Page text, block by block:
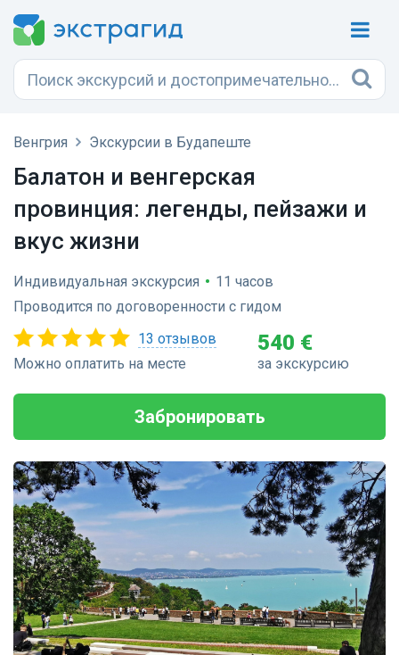
Венгрия Экскурсии в Будапеште
Балатон и венгерская
провинция: легенды, пейзажи и
вкус жизни
Индивидуальная экскурсия • 11 часов
Проводится по договоренности с гидом
13 отзывов
Можно оплатить на месте
540 €
за экскурсию
Забронировать